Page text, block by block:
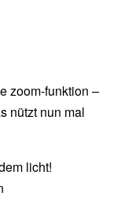
zoom-funktion –
nützt nun mal
licht!